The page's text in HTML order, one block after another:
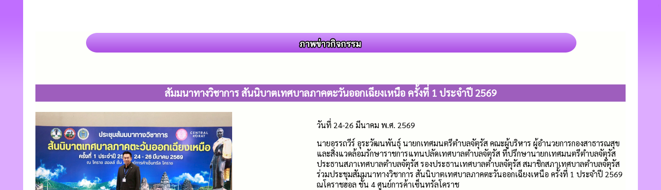
สัมมนาทางวิชาการ สันนิบาตเทศบาลภาคตะวันออกเฉียงเหนือ ครั้งที่ 1 ประจำปี 2569
วันที่ 24-26 มีนาคม พ.ศ. 2569
นายอรรถวีร์ อุระวัฒนพันธุ์ นายกเทศมนตรีตำบลจัตุรัส คณะผู้บริหาร ผู้อำนวยการกองสาธารณสุข
และสิ่งแวดล้อมรักษาราชการแทนปลัดเทศบาลตำบลจัตุรัส ที่ปรึกษานายกเทศมนตรีตำบลจัตุรัส
ประธานสภาเทศบาลตำบลจัตุรัส รองประธานเทศบาลตำบลจัตุรัส สมาชิกสภาเทศบาลตำบลจัตุรัส
ร่วมประชุมสัมมนาทางวิชาการ สันนิบาตเทศบาลภาคตะวันออกเฉียงเหนือ ครั้งที่ 1 ประจำปี 2569
ณโคราชฮอล ชั้น 4 ศูนย์การค้าเซ็นทรัลโคราช